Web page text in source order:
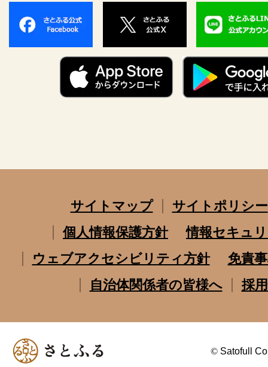
サイトマップ
サイトポリシー
個人情報保護方針
情報セキュ
ウェブアクセシビリティ方針
免責
自治体関係者の皆様へ
採
© Satofull